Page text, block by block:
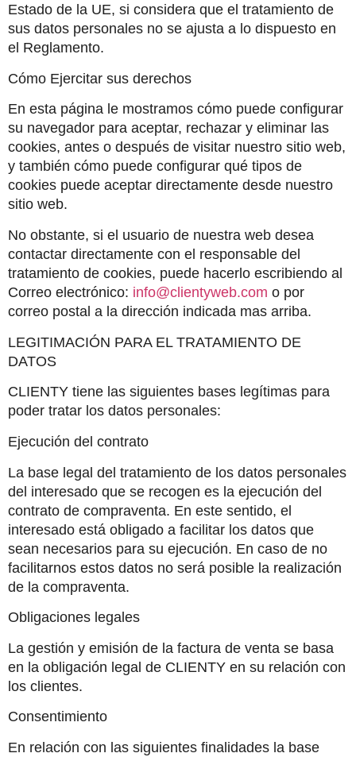
Estado de la UE, si considera que el tratamiento de
sus datos personales no se ajusta a lo dispuesto en
el Reglamento.
Cómo Ejercitar sus derechos
En esta página le mostramos cómo puede configurar
su navegador para aceptar, rechazar y eliminar las
cookies, antes o después de visitar nuestro sitio web,
y también cómo puede configurar qué tipos de
cookies puede aceptar directamente desde nuestro
sitio web.
No obstante, si el usuario de nuestra web desea
contactar directamente con el responsable del
tratamiento de cookies, puede hacerlo escribiendo al
Correo electrónico: info@clientyweb.com o por
correo postal a la dirección indicada mas arriba.
LEGITIMACIÓN PARA EL TRATAMIENTO DE
DATOS
CLIENTY tiene las siguientes bases legítimas para
poder tratar los datos personales:
Ejecución del contrato
La base legal del tratamiento de los datos personales
del interesado que se recogen es la ejecución del
contrato de compraventa. En este sentido, el
interesado está obligado a facilitar los datos que
sean necesarios para su ejecución. En caso de no
facilitarnos estos datos no será posible la realización
de la compraventa.
Obligaciones legales
La gestión y emisión de la factura de venta se basa
en la obligación legal de CLIENTY en su relación con
los clientes.
Consentimiento
En relación con las siguientes finalidades la base